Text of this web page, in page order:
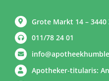
Grote Markt 14 –
011/78 24 01
Apotheker-titularis: